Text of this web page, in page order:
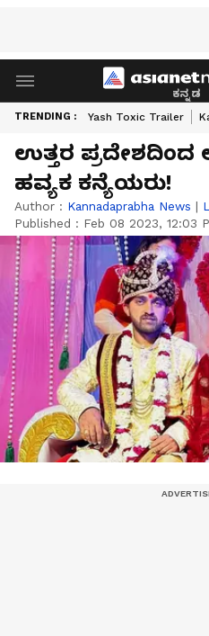
ಕನ್ನಡ
TRENDING : Yash Toxic Trailer
ಉತ್ತರ ಪ್ರದೇಶದಿಂದ
ಹವ್ಯಕ ಕನ್ಯೆಯರು!
Author : Kannadaprabha News |
Published : Feb 08 2023, 12:03